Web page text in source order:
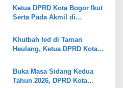
Kinerja Pemkot
Ketua DPRD Kota Bogor Ikut
Serta Pada Akmil di
Sawasembada dan
Kemandirian Daerah
Khutbah Ied di Taman
Heulang, Ketua DPRD Kota
Ramadhan
Buka Masa Sidang Kedua
Tahun 2026, DPRD Kota